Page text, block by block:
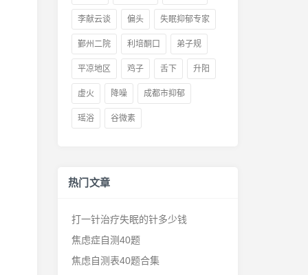
李献云谈 偏头 失眠抑郁专家
鄞州二院 利培酮口 弟子规
平凉地区 鸡子 舌下 升阳
虚火 降噪 成都市抑郁
瑶浴 谷微素
热门文章
打一针治疗失眠的针多少钱
焦虑症自测40题
焦虑自测表40题合集